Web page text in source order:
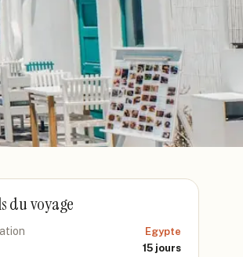
du voyage
Egypte
15 jours